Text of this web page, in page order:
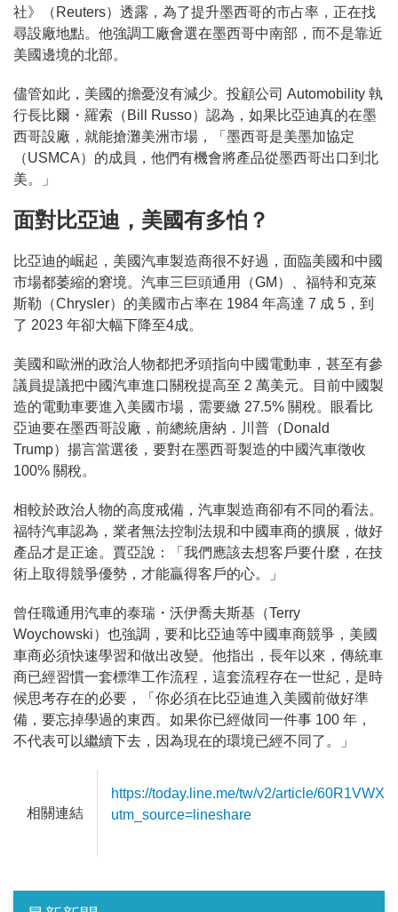
社》（Reuters）透露，為了提升墨西哥的市占率，正在找
尋設廠地點。他強調工廠會選在墨西哥中南部，而不是靠近
美國邊境的北部。
儘管如此，美國的擔憂沒有減少。投顧公司 Automobility 執
行長比爾・羅索（Bill Russo）認為，如果比亞迪真的在墨
西哥設廠，就能搶灘美洲市場，「墨西哥是美墨加協定
（USMCA）的成員，他們有機會將產品從墨西哥出口到北
美。」
面對比亞迪，美國有多怕？
比亞迪的崛起，美國汽車製造商很不好過，面臨美國和中國
市場都萎縮的窘境。汽車三巨頭通用（GM）、福特和克萊
斯勒（Chrysler）的美國市占率在 1984 年高達 7 成 5，到
了 2023 年卻大幅下降至4成。
美國和歐洲的政治人物都把矛頭指向中國電動車，甚至有參
議員提議把中國汽車進口關稅提高至 2 萬美元。目前中國製
造的電動車要進入美國市場，需要繳 27.5% 關稅。眼看比
亞迪要在墨西哥設廠，前總統唐納．川普（Donald
Trump）揚言當選後，要對在墨西哥製造的中國汽車徵收
100% 關稅。
相較於政治人物的高度戒備，汽車製造商卻有不同的看法。
福特汽車認為，業者無法控制法規和中國車商的擴展，做好
產品才是正途。賈亞說：「我們應該去想客戶要什麼，在技
術上取得競爭優勢，才能贏得客戶的心。」
曾任職通用汽車的泰瑞・沃伊喬夫斯基（Terry
Woychowski）也強調，要和比亞迪等中國車商競爭，美國
車商必須快速學習和做出改變。他指出，長年以來，傳統車
商已經習慣一套標準工作流程，這套流程存在一世紀，是時
候思考存在的必要，「你必須在比亞迪進入美國前做好準
備，要忘掉學過的東西。如果你已經做同一件事 100 年，
不代表可以繼續下去，因為現在的環境已經不同了。」
相關連結
https://today.line.me/tw/v2/article/60R1VWX?
utm_source=lineshare